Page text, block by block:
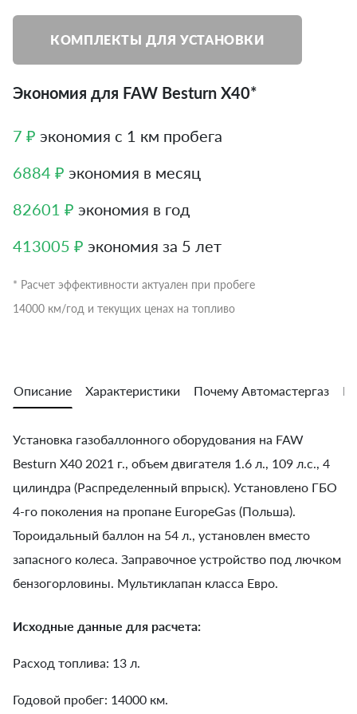
КОМПЛЕКТЫ ДЛЯ УСТАНОВКИ
Экономия для FAW Besturn X40*
7 ₽ экономия с 1 км пробега
6884 ₽ экономия в месяц
82601 ₽ экономия в год
413005 ₽ экономия за 5 лет
* Расчет эффективности актуален при пробеге
14000 км/год и текущих ценах на топливо
Описание Характеристики Почему Автомастергаз
Установка газобаллонного оборудования на FAW
Besturn X40 2021 г., объем двигателя 1.6 л., 109 л.с., 4
цилиндра (Распределенный впрыск). Установлено ГБО
4-го поколения на пропане EuropeGas (Польша).
Тороидальный баллон на 54 л., установлен вместо
запасного колеса. Заправочное устройство под лючком
бензогорловины. Мультиклапан класса Евро.
Исходные данные для расчета:
Расход топлива: 13 л.
Годовой пробег: 14000 км.